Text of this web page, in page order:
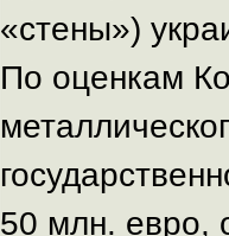
«стены»)
По оценкам
50 млн. евро,